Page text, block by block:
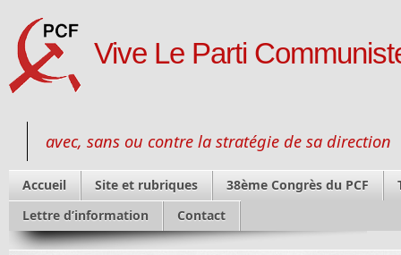
Vive Le Parti
avec, sans ou contre la stratégie de sa direction
Accueil Site et rubriques 38ème Congrès du PCF
Lettre d’information
Contact